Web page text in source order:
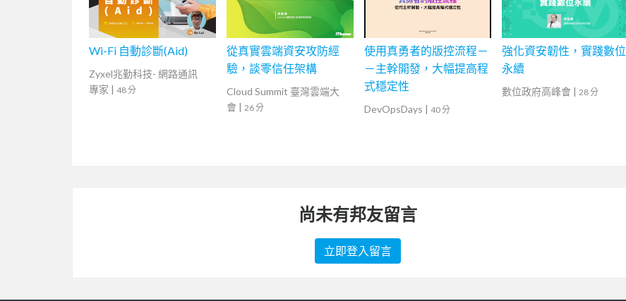
Wi-Fi 自動診斷(Aid)
Zyxel兆勤科技- 網路通訊
專家 | 48 分
從真實雲端資安攻防經
驗，談零信任架構
Cloud Summit 臺灣雲端大
會 | 26 分
使用真勇者的版控流程－
－主幹開發，大幅提高程
式穩定性
DevOpsDays | 40 分
強化資安韌性，實踐數位
永續
數位政府高峰會 | 28 分
尚未有邦友留言
立即登入留言